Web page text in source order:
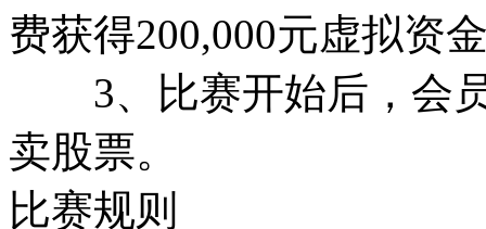
费获得200,000元虚拟资
3、比赛开始后，会员
卖股票。
比赛规则